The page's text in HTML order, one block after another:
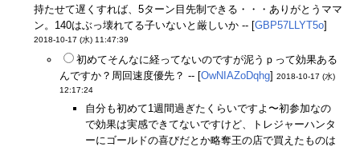
持たせて遅くすれば、5ターン目先制できる・・・ありがとうママ
ン。140はぶっ壊れてる子いないと厳しいか -- [GBP57LLYT5o]
2018-10-17 (水) 11:47:39
初めてそんなに経ってないのですが泥うｐって効果ある
んですか？周回速度優先？ -- [OwNIAZoDqhg] 2018-10-17 (水)
12:17:24
自分も初めて1週間過ぎたくらいですよ〜初参加なの
で効果は実感できてないですけど、トレジャーハンタ
ーにゴールドの喜びだとか略奪王の店で買えたものは